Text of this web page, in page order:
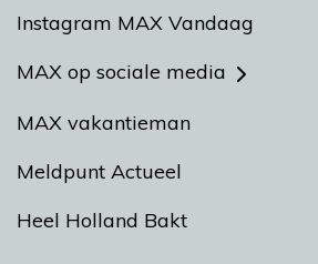
Instagram MAX Vandaag
MAX op sociale media
MAX vakantieman
Meldpunt Actueel
Heel Holland Bakt